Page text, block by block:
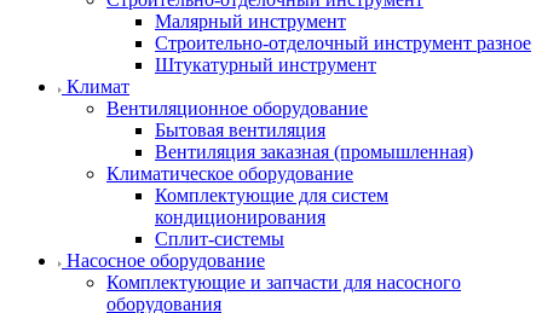
Малярный инструмент
Строительно-отделочный инструмент разное
Штукатурный инструмент
Климат
Вентиляционное оборудование
Бытовая вентиляция
Вентиляция заказная (промышленная)
Климатическое оборудование
Комплектующие для систем
кондиционирования
Сплит-системы
Насосное оборудование
Комплектующие и запчасти для насосного
оборудования